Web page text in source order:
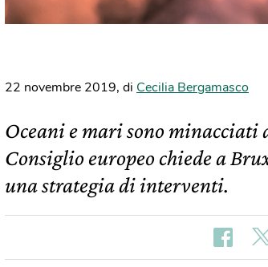
22 novembre 2019, di Cecilia Bergamasco
Oceani e mari sono
Consiglio europeo chiede a
una strategia di interventi.